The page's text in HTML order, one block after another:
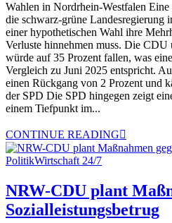
Wahlen in Nordrhein-Westfalen
die schwarz-grüne Landesregierung
einer hypothetischen Wahl ihre
Verluste hinnehmen muss. Die
würde auf 35 Prozent fallen, was
Vergleich zu Juni 2025 entspricht.
einen Rückgang von 2 Prozent und
der SPD Die SPD hingegen zeigt
einem Tiefpunkt im...
CONTINUE READING
PolitikWirtschaft 24/7
NRW-CDU plant
Sozialleistungsbetrug